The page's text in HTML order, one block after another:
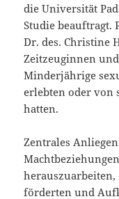
die Universität
Studie beauftragt.
Dr. des. Christine
Zeitzeuginnen
Minderjährige
erlebten oder von
hatten.
Zentrales
herauszuarbeiten,
förderten und